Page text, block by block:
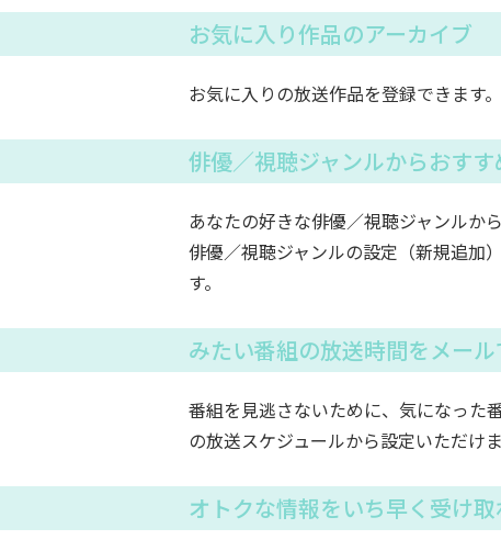
お気に入り作品のアーカイブ
お気に入りの放送作品を登録できます
俳優／視聴ジャンルからおす
あなたの好きな俳優／視聴ジャンルか
俳優／視聴ジャンルの設定（新規追加
す。
みたい番組の放送時間をメー
番組を見逃さないために、気になった
の放送スケジュールから設定いただけま
オトクな情報をいち早く受け